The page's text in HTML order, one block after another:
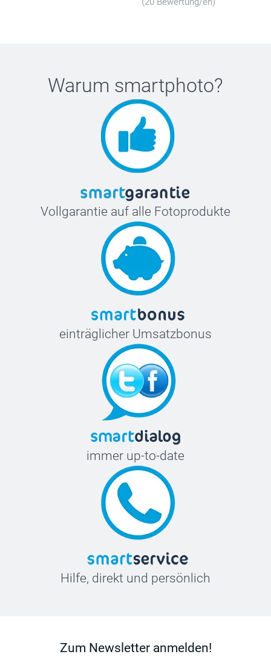
Warum smartphoto?
Vollgarantie auf alle Fotoprodukte
einträglicher Umsatzbonus
immer up-to-date
Hilfe, direkt und persönlich
Zum Newsletter anmelden!